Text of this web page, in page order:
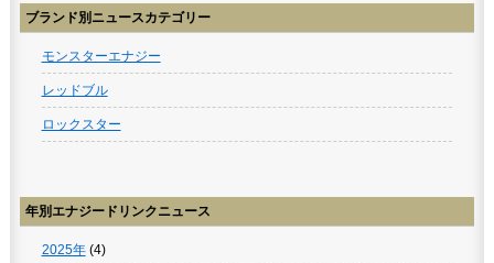
ブランド別ニュースカテゴリー
モンスターエナジー
レッドブル
ロックスター
年別エナジードリンクニュース
2025年(4)